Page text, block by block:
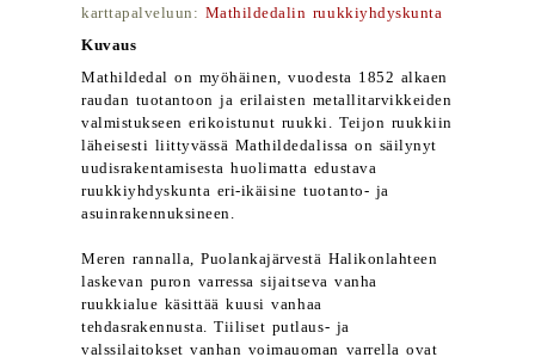
karttapalveluun: Mathildedalin ruukkiyhdyskunta
Kuvaus
Mathildedal on myöhäinen, vuodesta 1852 alkaen
raudan tuotantoon ja erilaisten metallitarvikkeiden
valmistukseen erikoistunut ruukki. Teijon ruukkiin
läheisesti liittyvässä Mathildedalissa on säilynyt
uudisrakentamisesta huolimatta edustava
ruukkiyhdyskunta eri-ikäisine tuotanto- ja
asuinrakennuksineen.
Meren rannalla, Puolankajärvestä Halikonlahteen
laskevan puron varressa sijaitseva vanha
ruukkialue käsittää kuusi vanhaa
tehdasrakennusta. Tiiliset putlaus- ja
valssilaitokset vanhan voimauoman varrella ovat